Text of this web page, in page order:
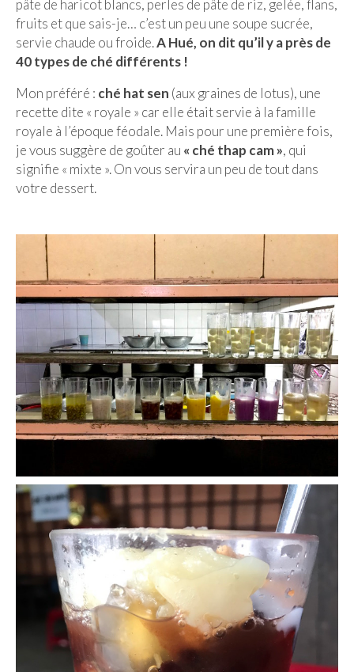
pâte de haricot blancs, perles de pâte de riz, gelée, flans,
fruits et que sais-je… c’est un peu une soupe sucrée,
servie chaude ou froide.A Hué, on dit qu’il y a près de
40 types de ché différents !
Mon préféré : ché hat sen (aux graines de lotus), une
recette dite « royale » car elle était servie à la famille
royale à l’époque féodale. Mais pour une première fois,
je vous suggère de goûter au « ché thap cam », qui
signifie « mixte ». On vous servira un peu de tout dans
votre dessert.